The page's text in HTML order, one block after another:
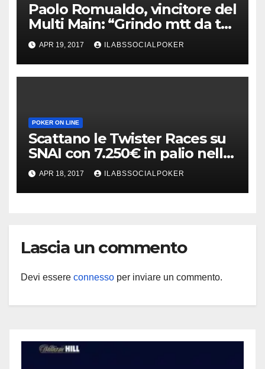
Paolo Romualdo, vincitore del
Multi Main: “Grindo mtt da tre
anni ed è ancora profittevole”
APR 19, 2017 ILABSSOCIALPOKER
POKER ON LINE
Scattano le Twister Races su
SNAI con 7.250€ in palio nelle
tre classifiche speciali
APR 18, 2017 ILABSSOCIALPOKER
Lascia un commento
Devi essere connesso per inviare un commento.